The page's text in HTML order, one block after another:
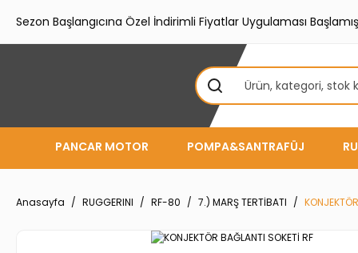
Sezon Başlangıcına Özel İndirimli Fiyatlar Uygulaması
PANCAR MOTOR POMPA&SANTRAFÜJ
Anasayfa RUGGERINI RF-80 7.) MARŞ TERTİBATI